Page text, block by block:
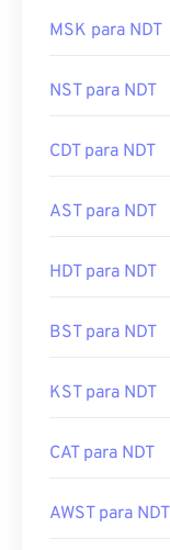
MSK para NDT
NST para NDT
CDT para NDT
AST para NDT
HDT para NDT
BST para NDT
KST para NDT
CAT para NDT
AWST para NDT